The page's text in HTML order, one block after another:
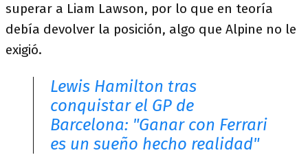
superar a Liam Lawson, por lo que en teoría
debía devolver la posición, algo que Alpine no le
exigió.
Lewis Hamilton tras
conquistar el GP de
Barcelona: "Ganar con Ferrari
es un sueño hecho realidad"